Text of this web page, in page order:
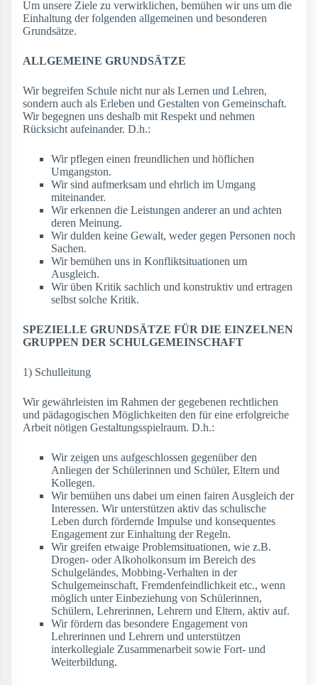
Um unsere Ziele zu verwirklichen, bemühen wir uns um die
Einhaltung der folgenden allgemeinen und besonderen
Grundsätze.
ALLGEMEINE GRUNDSÄTZE
Wir begreifen Schule nicht nur als Lernen und Lehren,
sondern auch als Erleben und Gestalten von Gemeinschaft.
Wir begegnen uns deshalb mit Respekt und nehmen
Rücksicht aufeinander. D.h.:
Wir pflegen einen freundlichen und höflichen
Umgangston.
Wir sind aufmerksam und ehrlich im Umgang
miteinander.
Wir erkennen die Leistungen anderer an und achten
deren Meinung.
Wir dulden keine Gewalt, weder gegen Personen noch
Sachen.
Wir bemühen uns in Konfliktsituationen um
Ausgleich.
Wir üben Kritik sachlich und konstruktiv und ertragen
selbst solche Kritik.
SPEZIELLE GRUNDSÄTZE FÜR DIE EINZELNEN
GRUPPEN DER SCHULGEMEINSCHAFT
1) Schulleitung
Wir gewährleisten im Rahmen der gegebenen rechtlichen
und pädagogischen Möglichkeiten den für eine erfolgreiche
Arbeit nötigen Gestaltungsspielraum. D.h.:
Wir zeigen uns aufgeschlossen gegenüber den
Anliegen der Schülerinnen und Schüler, Eltern und
Kollegen.
Wir bemühen uns dabei um einen fairen Ausgleich der
Interessen. Wir unterstützen aktiv das schulische
Leben durch fördernde Impulse und konsequentes
Engagement zur Einhaltung der Regeln.
Wir greifen etwaige Problemsituationen, wie z.B.
Drogen- oder Alkoholkonsum im Bereich des
Schulgeländes, Mobbing-Verhalten in der
Schulgemeinschaft, Fremdenfeindlichkeit etc., wenn
möglich unter Einbeziehung von Schülerinnen,
Schülern, Lehrerinnen, Lehrern und Eltern, aktiv auf.
Wir fördern das besondere Engagement von
Lehrerinnen und Lehrern und unterstützen
interkollegiale Zusammenarbeit sowie Fort- und
Weiterbildung.